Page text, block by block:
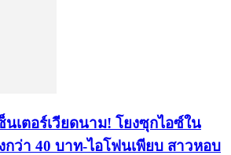
เตอร์เวียดนาม! โยงซุกไอซ์ใน
กว่า 40 บาท-ไอโฟนเพียบ สาวหอบ